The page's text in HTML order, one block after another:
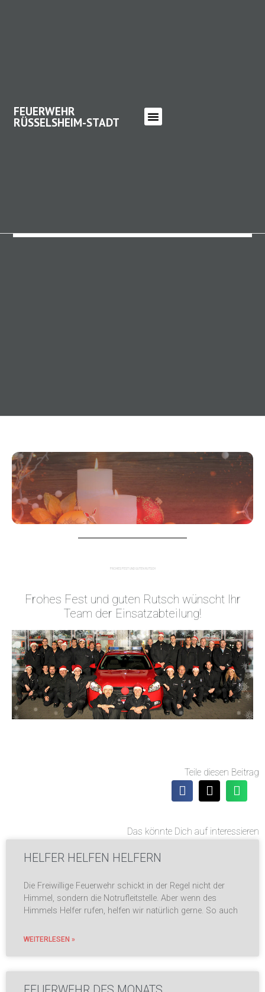
FEUERWEHR
RÜSSELSHEIM-STADT
FROHES FEST UND GUTEN RUTSCH
Frohes Fest und guten Rutsch wünscht Ihr
Team der Einsatzabteilung!
Teile diesen Beitrag
Das könnte Dich auf interessieren
HELFER HELFEN HELFERN
Die Freiwillige Feuerwehr schickt in der Regel nicht der
Himmel, sondern die Notrufleitstelle. Aber wenn des
Himmels Helfer rufen, helfen wir natürlich gerne. So auch
WEITERLESEN »